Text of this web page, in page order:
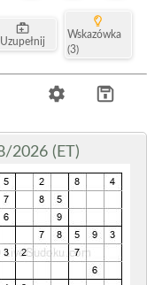
Uzupełnij
Wskazówka
(3)
2026 (ET)